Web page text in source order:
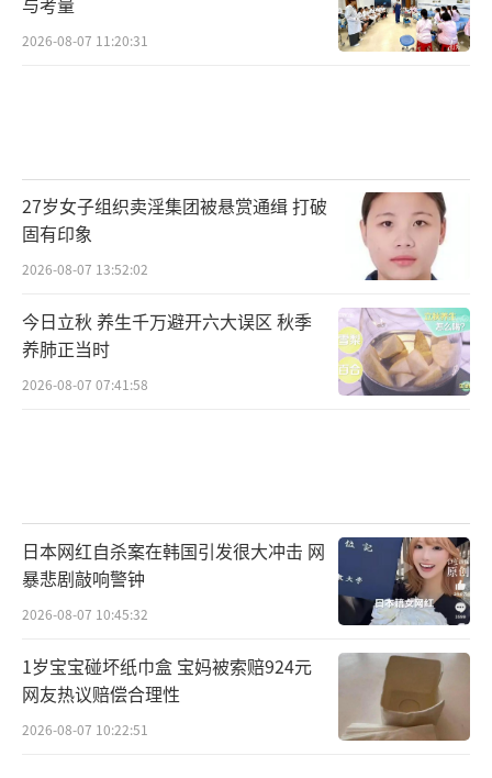
2026-08-07 11:20:31
27岁女子组织卖淫集团被悬赏通缉 打破
固有印象
2026-08-07 13:52:02
今日立秋 养生千万避开六大误区 秋季
养肺正当时
2026-08-07 07:41:58
日本网红自杀案在韩国引发很大冲击 网
暴悲剧敲响警钟
2026-08-07 10:45:32
1岁宝宝碰坏纸巾盒 宝妈被索赔924元
网友热议赔偿合理性
2026-08-07 10:22:51